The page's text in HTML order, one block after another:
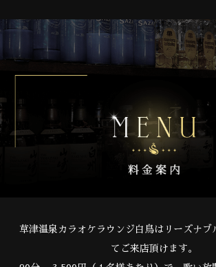
草津温泉カラオケラウンジ白鳥はリーズナブ
てご来店頂けます。